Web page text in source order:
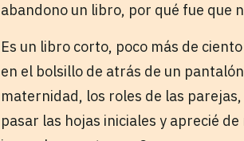
abandono un libro, por qué fue que
Es un libro corto, poco más de
en el bolsillo de atrás de un
maternidad, los roles de las
pasar las hojas iniciales y aprecié